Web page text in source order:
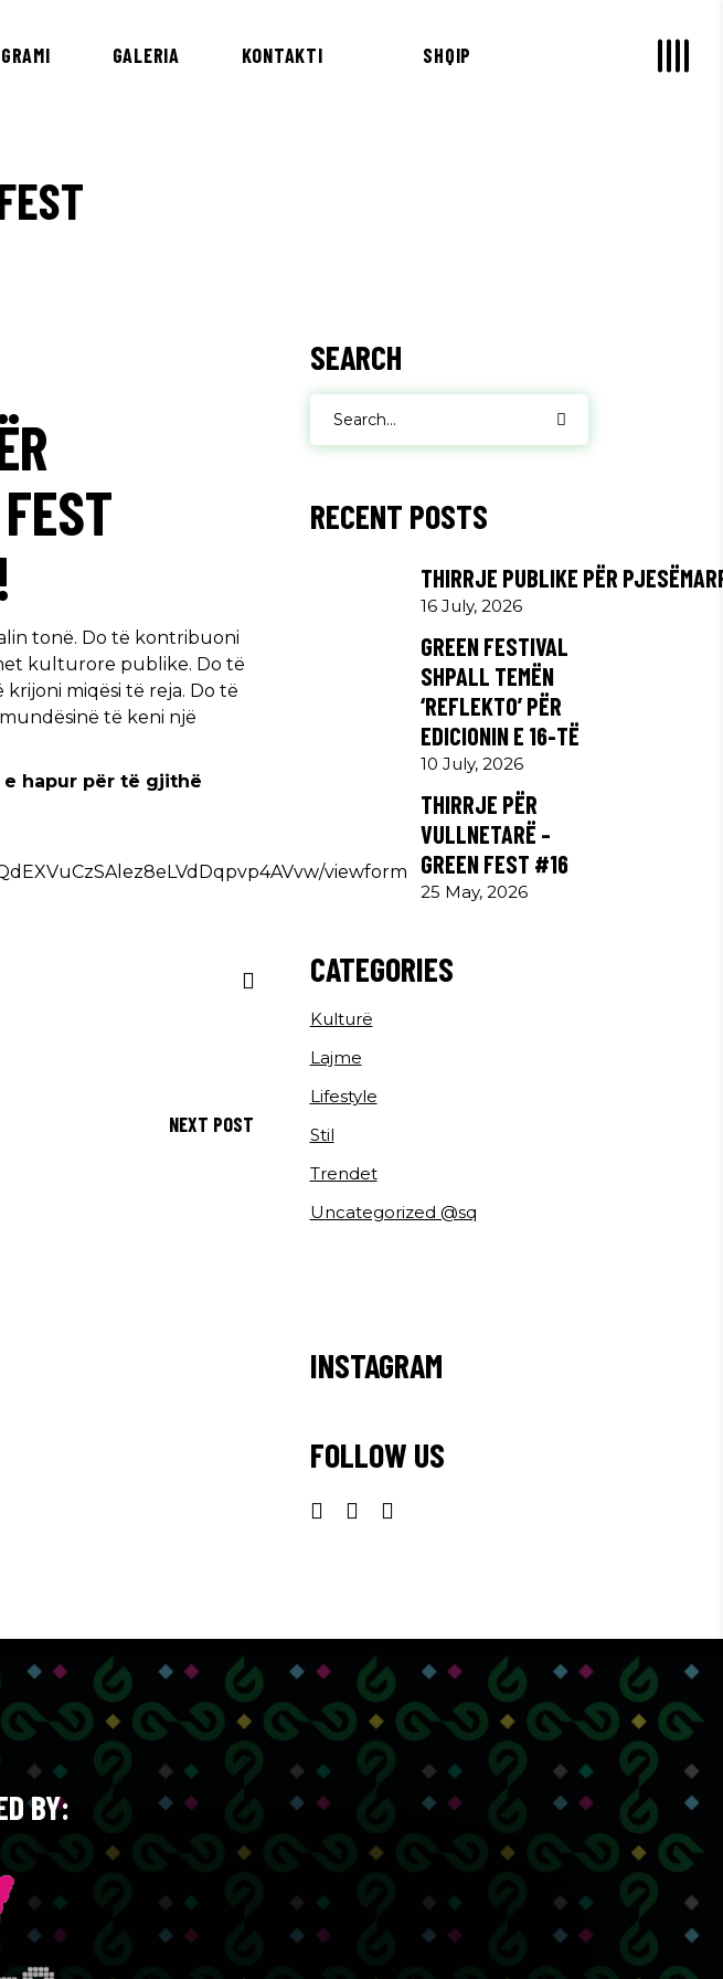
GALERIA KONTAKTI SHQIP
tonë. Do të kontribuoni
kulturore publike. Do të
miqësi të reja. Do të
të keni një
hapur për të gjithë
viewform
NEXT POST
SEARCH
for:
RECENT POSTS
THIRRJE PUBLIKE PËR
16 July, 2026
GREEN FESTIVAL
SHPALL TEMËN
‘REFLEKTO’ PËR
EDICIONIN E 16-TË
10 July, 2026
THIRRJE PËR
VULLNETARË –
GREEN FEST #16
25 May, 2026
CATEGORIES
Kulturë
Lajme
Lifestyle
Stil
Trendet
Uncategorized @sq
INSTAGRAM
FOLLOW US
BY: